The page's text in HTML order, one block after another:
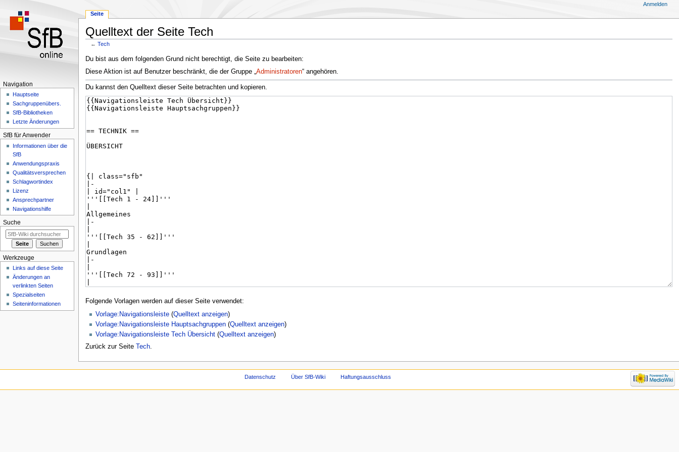
Quelltext der Seite Tech
←Tech
Zur
Navigation
Zur
Suche
Du bist aus dem folgenden Grund nicht berechtigt, die Seite zu bearbeiten:
Diese Aktion ist auf Benutzer beschränkt, die der Gruppe „Administratoren“ angehören.
Du kannst den Quelltext dieser Seite betrachten und kopieren.
Folgende Vorlagen werden auf dieser Seite verwendet:
Vorlage:Navigationsleiste(Quelltext anzeigen)
Vorlage:Navigationsleiste Hauptsachgruppen(Quelltext anzeigen)
Vorlage:Navigationsleiste Tech Übersicht(Quelltext anzeigen)
Zurück zur Seite
Tech.
Seite
Anmelden
Navigation
Hauptseite
Sachgruppenübers.
SfB-Bibliotheken
Letzte Änderungen
SfB für Anwender
Informationen über die
SfB
Anwendungspraxis
Qualitätsversprechen
Schlagwortindex
Lizenz
Ansprechpartner
Navigationshilfe
Suche
Werkzeuge
Links auf diese Seite
Änderungen an
verlinkten Seiten
Spezialseiten
Seiten­informationen
Datenschutz Über SfB-Wiki Haftungsausschluss